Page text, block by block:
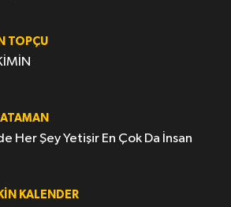
TOPÇU
Her Şey Yetişir En Çok Da İnsan
KALENDER